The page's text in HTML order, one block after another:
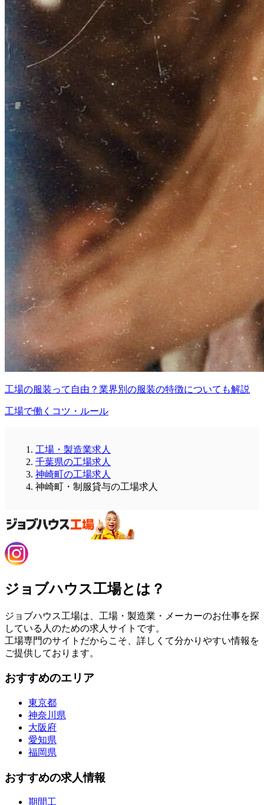
工場の服装って自由？業界別の服装の特徴についても解説
工場で働くコツ・ルール
工場・製造業求人
千葉県の工場求人
神崎町の工場求人
神崎町・制服貸与の工場求人
ジョブハウス工場とは？
ジョブハウス工場は、工場・製造業・メーカーのお仕事を探
している人のための求人サイトです。
工場専門のサイトだからこそ、詳しくて分かりやすい情報を
ご提供しております。
おすすめのエリア
東京都
神奈川県
大阪府
愛知県
福岡県
おすすめの求人情報
期間工